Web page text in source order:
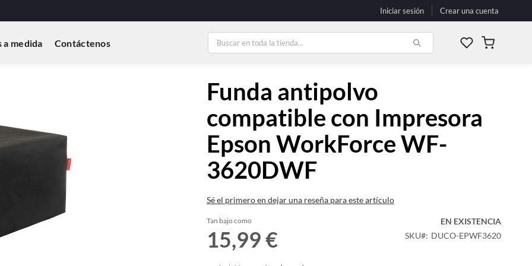
Iniciar sesión Crear una cuenta
a medida Contáctenos Mi carrito
Funda antipolvo
compatible con Impresora
Epson WorkForce WF-
3620DWF
Sé el primero en dejar una reseña para este artículo
Tan bajo como
15,99 €
EN EXISTENCIA
SKU
DUCO-EPWF3620